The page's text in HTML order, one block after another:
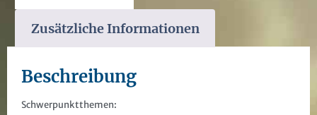
Zusätzliche Informationen
Beschreibung
Schwerpunktthemen: